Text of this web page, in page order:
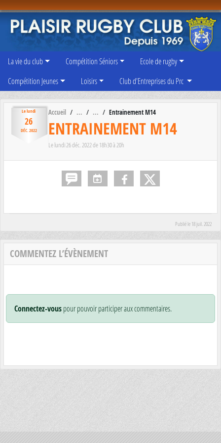
La vie du club Compétition Séniors
Ecole de rugby
Compétition Jeunes
Loisirs Club d'Entreprises du Prc
Lelundi
26
DÉC. 2022
Accueil Entrainement M14
ENTRAINEMENT M14
Lelundi26déc. 2022de 18h30 à 20h
Publié le 18 juil. 2022
COMMENTEZ L’ÉVÈNEMENT
Connectez-vouspour pouvoir participer aux commentaires.
Panneau de gestion des cookies